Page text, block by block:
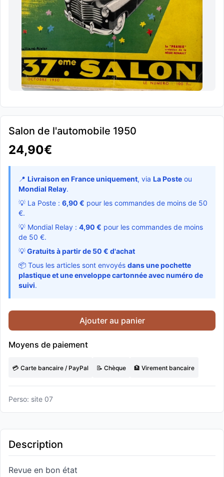
Salon de l'automobile 1950
24,90€
📍 Livraison en France uniquement, via La Poste ou
Mondial Relay.
💡 La Poste : 6,90 € pour les commandes de moins de 50
€.
💡 Mondial Relay : 4,90 € pour les commandes de moins
de 50 €.
💡Gratuits à partir de 50 € d'achat
📦 Tous les articles sont envoyés dans une pochette
plastique et une enveloppe cartonnée avec numéro de
suivi.
Ajouter au panier
Moyens de paiement
💳 Carte bancaire / PayPal 📝 Chèque 🏦 Virement bancaire
Perso: site 07
Description
Revue en bon état